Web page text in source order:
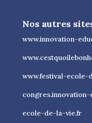
Nos autres
www.innovation-
www.festival-ecole-
ecole-de-la-vie.fr